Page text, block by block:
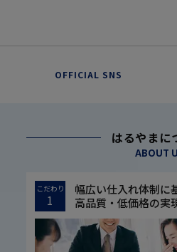
OFFICIAL SNS
はるやまに
ABOUT
こだわり
1
幅広い仕入れ体制に
高品質・低価格の実